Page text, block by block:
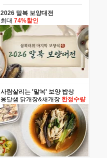
2026 말복 보양대전
최대 74%할인
사람살리는 '말복' 보양 밥상
옹달샘 닭개장&채개장 한정수량